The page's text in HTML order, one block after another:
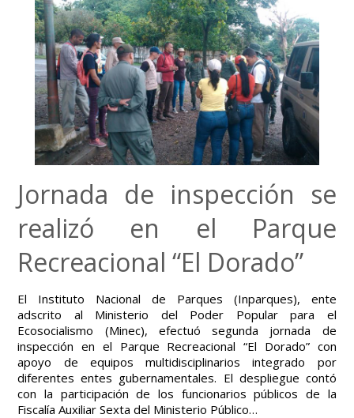
Jornada de inspección se
realizó en el Parque
Recreacional “El Dorado”
El Instituto Nacional de Parques (Inparques), ente
adscrito al Ministerio del Poder Popular para el
Ecosocialismo (Minec), efectuó segunda jornada de
inspección en el Parque Recreacional “El Dorado” con
apoyo de equipos multidisciplinarios integrado por
diferentes entes gubernamentales. El despliegue contó
con la participación de los funcionarios públicos de la
Fiscalía Auxiliar Sexta del Ministerio Público…